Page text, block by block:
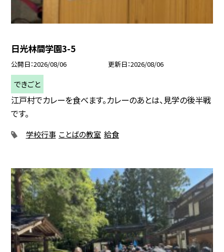
日光林間学園3-5
公開日 2026/08/06 更新日 2026/08/06
できごと
江戸村でカレーを食べます。カレーのあとは、見学の後半戦
です。
学校行事 ことばの教室 給食